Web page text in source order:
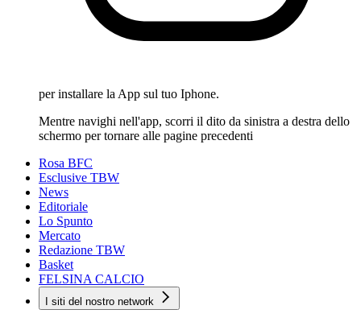
per installare la App sul tuo Iphone.
Mentre navighi nell'app, scorri il dito da sinistra a destra dello
schermo per tornare alle pagine precedenti
Rosa BFC
Esclusive TBW
News
Editoriale
Lo Spunto
Mercato
Redazione TBW
Basket
FELSINA CALCIO
I siti del nostro network